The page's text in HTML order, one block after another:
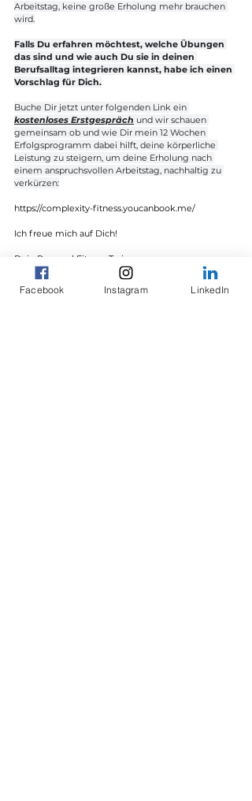
Arbeitstag, keine große Erholung mehr brauchen
wird.
Falls Du erfahren möchtest, welche Übungen
das sind und wie auch Du sie in deinen
Berufsalltag integrieren kannst, habe ich einen
Vorschlag für Dich.
Buche Dir jetzt unter folgenden Link ein
kostenloses Erstgespräch und wir schauen
gemeinsam ob und wie Dir mein 12 Wochen
Erfolgsprogramm dabei hilft, deine körperliche
Leistung zu steigern, um deine Erholung nach
einem anspruchsvollen Arbeitstag, nachhaltig zu
verkürzen:
https://complexity-fitness.youcanbook.me/
Ich freue mich auf Dich!
Dein Personal Fitness Trainer
Maurizio Gallucci
Facebook Instagram LinkedIn